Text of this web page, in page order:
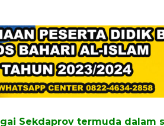
Sekdaprov termuda dalam